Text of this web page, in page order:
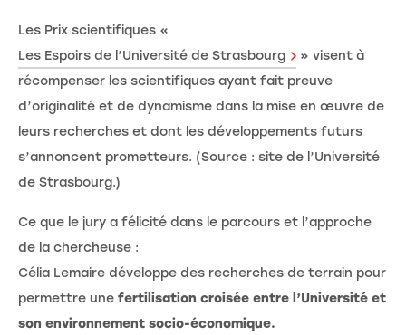
Les Prix scientifiques «
Les Espoirs de l’Université de Strasbourg
» visent à
récompenser les scientifiques ayant fait preuve
d’originalité et de dynamisme dans la mise en œuvre de
leurs recherches et dont les développements futurs
s’annoncent prometteurs. (Source : site de l’Université
de Strasbourg.)
Ce que le jury a félicité dans le parcours et l’approche
de la chercheuse :
Célia Lemaire développe des recherches de terrain pour
permettre une fertilisation croisée entre l’Université et
son environnement socio-économique.